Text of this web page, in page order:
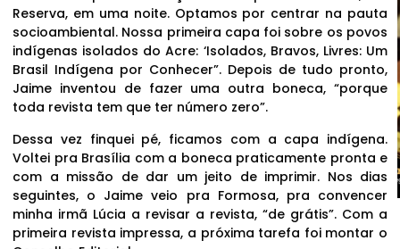
Reserva, em uma noite. Optamos por centrar na pauta
socioambiental. Nossa primeira capa foi sobre os povos
indígenas isolados do Acre: ‘Isolados, Bravos, Livres: Um
Brasil Indígena por Conhecer”. Depois de tudo pronto,
Jaime inventou de fazer uma outra boneca, “porque
toda revista tem que ter número zero”.
Dessa vez finquei pé, ficamos com a capa indígena.
Voltei pra Brasília com a boneca praticamente pronta e
com a missão de dar um jeito de imprimir. Nos dias
seguintes, o Jaime veio pra Formosa, pra convencer
minha irmã Lúcia a revisar a revista, “de grátis”. Com a
primeira revista impressa, a próxima tarefa foi montar o